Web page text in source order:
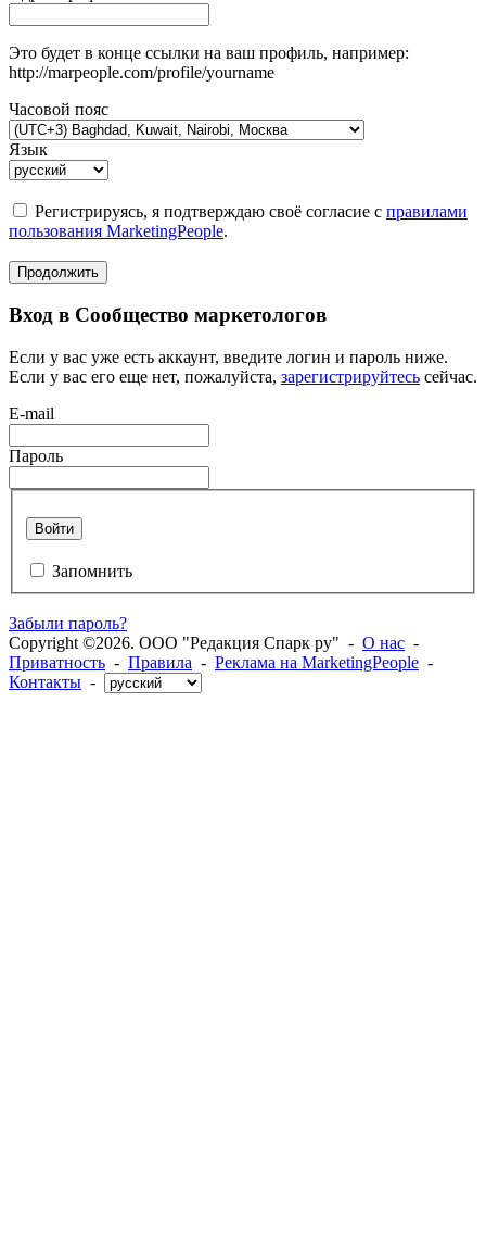
Это будет в конце ссылки на ваш профиль, например:
http://marpeople.com/profile/yourname
Часовой пояс
Язык
Регистрируясь, я подтверждаю своё согласие с правилами
пользования MarketingPeople.
Продолжить
Вход в Сообщество маркетологов
Если у вас уже есть аккаунт, введите логин и пароль ниже.
Если у вас его еще нет, пожалуйста, зарегистрируйтесь сейчас.
E-mail
Пароль
Войти
Запомнить
Забыли пароль?
Copyright ©2026. ООО "Редакция Спарк ру" - О нас -
Приватность - Правила - Реклама на MarketingPeople -
Контакты -